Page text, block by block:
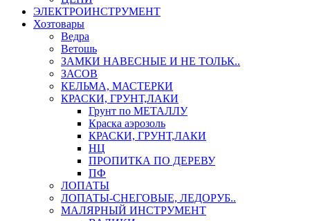
ЭЛЕКТРОИНСТРУМЕНТ
Хозтовары
Ведра
Ветошь
ЗАМКИ НАВЕСНЫЕ И НЕ ТОЛЬК..
ЗАСОВ
КЕЛЬМА, МАСТЕРКИ
КРАСКИ, ГРУНТ,ЛАКИ
Грунт по МЕТАЛЛУ
Краска аэрозоль
КРАСКИ, ГРУНТ,ЛАКИ
НЦ
ПРОПИТКА ПО ДЕРЕВУ
ПФ
ЛОПАТЫ
ЛОПАТЫ-СНЕГОВЫЕ, ЛЕДОРУБ..
МАЛЯРНЫЙ ИНСТРУМЕНТ